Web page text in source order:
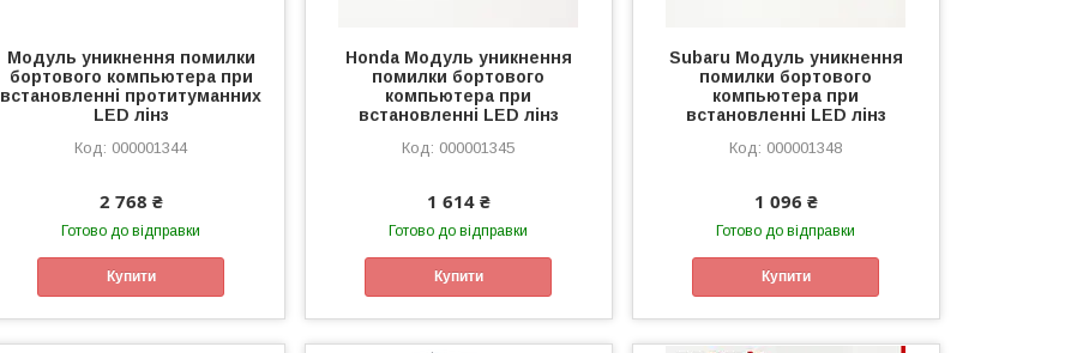
Модуль уникнення помилки
бортового компьютера при
встановленні протитуманних
LED лінз
000001344
2 768 ₴
Готово до відправки
Купити
Honda Модуль уникнення
помилки бортового
компьютера при
встановленні LED лінз
000001345
1 614 ₴
Готово до відправки
Купити
Subaru Модуль уникнення
помилки бортового
компьютера при
встановленні LED лінз
000001348
1 096 ₴
Готово до відправки
Купити